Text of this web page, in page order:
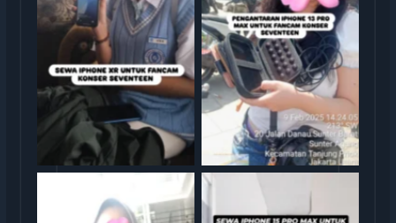
Serah Terima Sewa iPhone
XR Konser Seventeen
Serah Terima Sewa iPhone
13 Pro Max Konser
Seventeen